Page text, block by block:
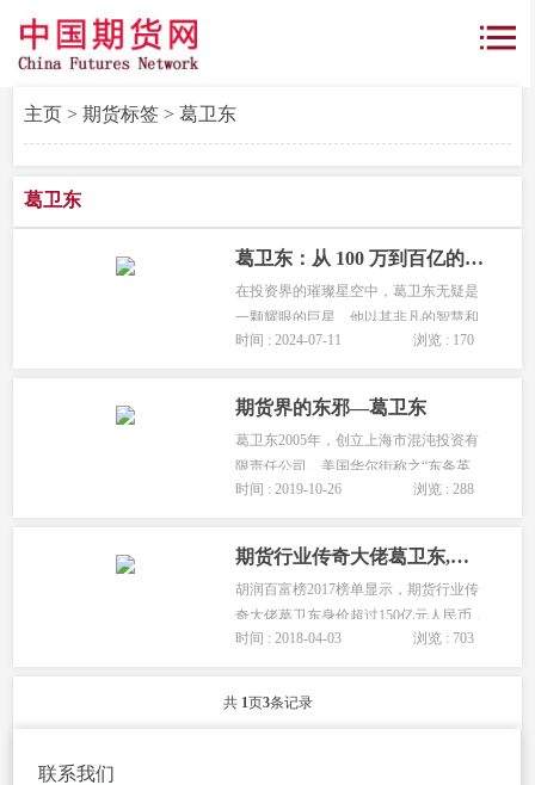
主页> 期货标签> 葛卫东
葛卫东
葛卫东：从 100 万到百亿的传奇
在投资界的璀璨星空中，葛卫东无疑是
一颗耀眼的巨星。他以其非凡的智慧和
勇气，完成了从 100 万到百亿的财富传
梦想、有决心、有智慧，就能在投资的
道路上创造奇迹。葛卫东从 100 万到
百...
时间 : 2024-07-11 浏览 : 170
期货界的东邪—葛卫东
葛卫东2005年，创立上海市混沌投资有
限责任公司。美国华尔街称之“东条英
机”，一度因挑戰标准而被罚，现阶段财
时间 : 2019-10-26 浏览 : 288
期货行业传奇大佬葛卫东,荣登胡润财富榜216名
胡润百富榜2017榜单显示，期货行业传
奇大佬葛卫东身价超过150亿元人民币，
荣登胡润财富榜216名。葛卫东通过期货
公司董事长，其私募基金仍然主...
时间 : 2018-04-03 浏览 : 703
共 1页3条记录
联系我们